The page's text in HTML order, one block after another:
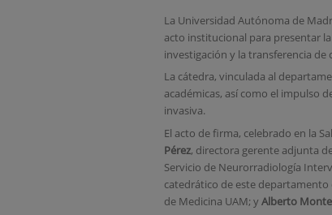
La Universidad Autónoma de
acto institucional para presentar
investigación y la transferencia de
La cátedra, vinculada al
académicas, así como el impulso
invasiva.
El acto de firma, celebrado en la
Pérez, directora gerente adjunta
Servicio de Neurorradiología
catedrático de este departamento
de Medicina UAM; y Alberto